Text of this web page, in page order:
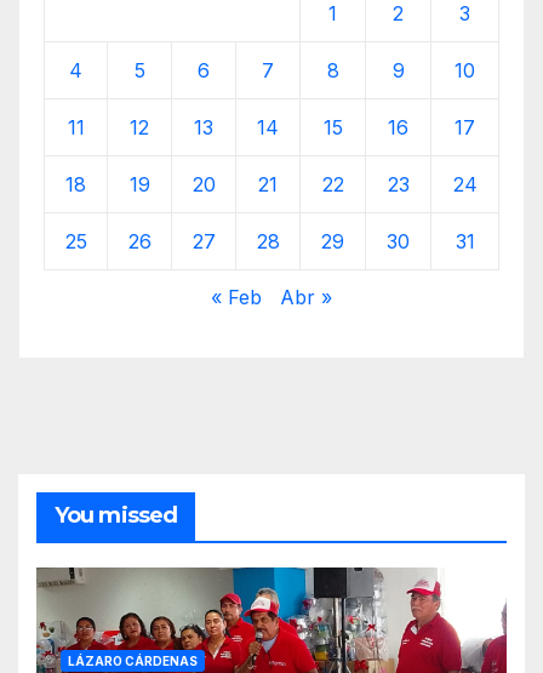
1 2 3
4 5 6 7 8 9 10
11 12 13 14 15 16 17
18 19 20 21 22 23 24
25 26 27 28 29 30 31
« Feb Abr »
You missed
LÁZARO CÁRDENAS